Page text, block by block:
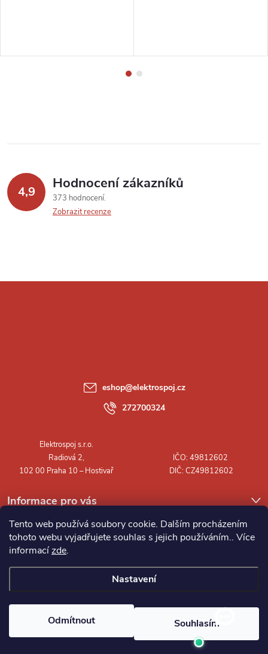
Tento web používá soubory cookie. Dalším procházením
tohoto webu vyjadřujete souhlas s jejich používáním.. Více
informacízde.
Nastavení
Odmítnout Souhlasím
4,9 Hodnocení zákazníků
373 hodnocení
Zobrazit recenze
Informace pro vás
eshop@elektrospoj.cz
272700324
Elektrospoj s.r.o.. Všechna práva vyhrazena.